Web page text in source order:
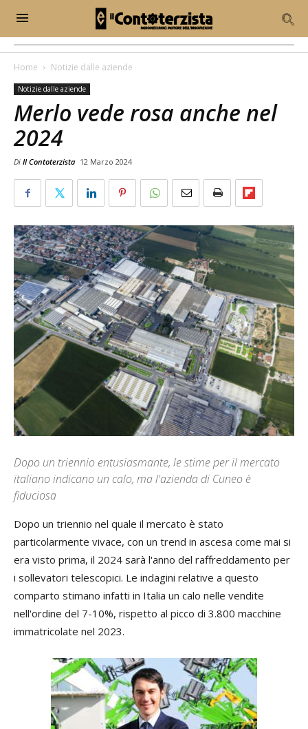
Home Notizie dalle aziende
Notizie dalle aziende
Merlo vede rosa anche nel
2024
Di Il Contoterzista 12 Marzo 2024
Dopo un triennio entusiasmante, le stime per il mercato
italiano indicano un calo, ma l'azienda di Cuneo è
fiduciosa
Dopo un triennio nel quale il mercato è stato
particolarmente vivace, con un trend in ascesa come mai si
era visto prima, il 2024 sarà l'anno del raffreddamento per
i sollevatori telescopici. Le indagini relative a questo
comparto stimano infatti in Italia un calo nelle vendite
nell'ordine del 7-10%, rispetto al picco di 3.800 macchine
immatricolate nel 2023.